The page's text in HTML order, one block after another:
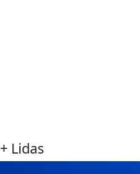
+ Lidas